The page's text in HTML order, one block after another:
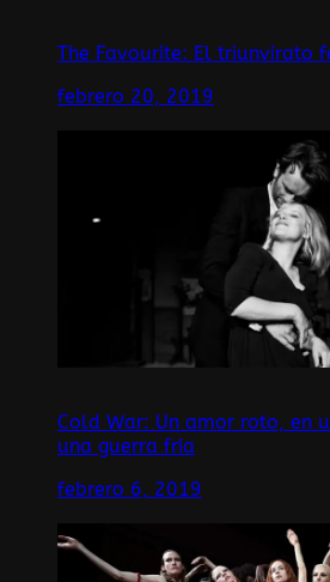
The Favourite: El triunvirato
febrero 20, 2019
Cold War: Un amor roto, en
una guerra fría
febrero 6, 2019